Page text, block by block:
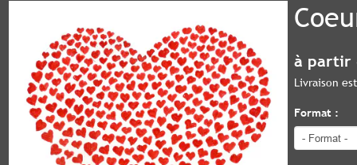
à partir
Livraison
Format :